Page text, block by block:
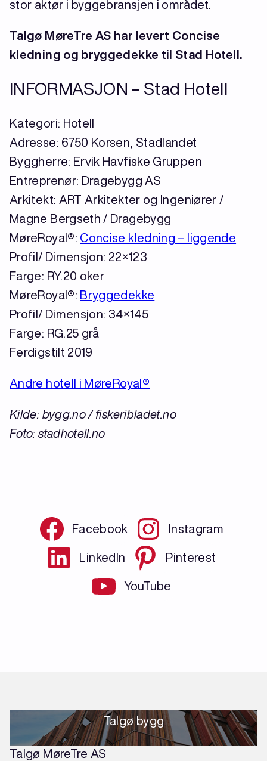
stor aktør i byggebransjen i området.
Talgø MøreTre AS har levert Concise
kledning og bryggedekke til Stad Hotell.
INFORMASJON – Stad Hotell
Kategori: Hotell
Adresse: 6750 Korsen, Stadlandet
Byggherre: Ervik Havfiske Gruppen
Entreprenør: Dragebygg AS
Arkitekt: ART Arkitekter og Ingeniører /
Magne Bergseth / Dragebygg
MøreRoyal®: Concise kledning – liggende
Profil/ Dimensjon: 22×123
Farge: RY.20 oker
MøreRoyal®: Bryggedekke
Profil/ Dimensjon: 34×145
Farge: RG.25 grå
Ferdigstilt 2019
Andre hotell i MøreRoyal®
Kilde: bygg.no / fiskeribladet.no
Foto: stadhotell.no
Facebook Instagram
LinkedIn Pinterest
YouTube
Talgø bygg
Talgø MøreTre AS